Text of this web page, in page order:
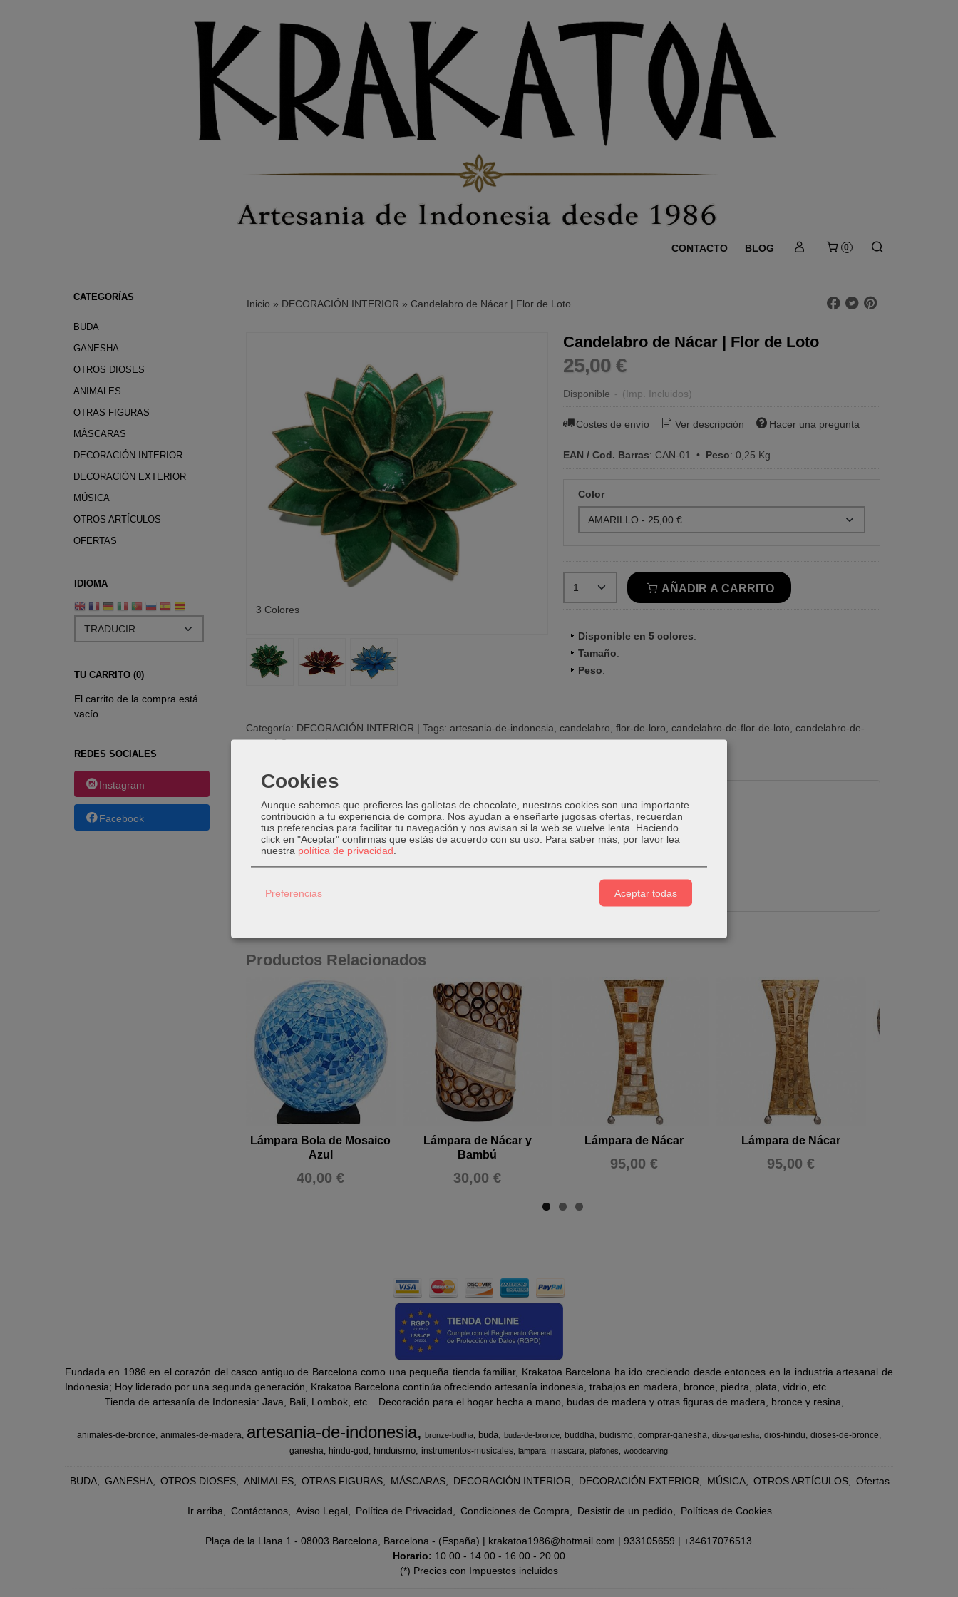
CONTACTO BLOG 0
CATEGORÍAS
BUDA
GANESHA
OTROS DIOSES
ANIMALES
OTRAS FIGURAS
MÁSCARAS
DECORACIÓN INTERIOR
DECORACIÓN EXTERIOR
MÚSICA
OTROS ARTÍCULOS
OFERTAS
IDIOMA
TU CARRITO (0)
El carrito de la compra está
vacío
REDES SOCIALES
Instagram
Facebook
Inicio » DECORACIÓN INTERIOR » Candelabro de Nácar | Flor de Loto
3 Colores
Candelabro de Nácar | Flor de Loto
25,00 €
Disponible - (Imp. Incluidos)
Costes de envío Ver descripción Hacer una pregunta
EAN / Cod. Barras: CAN-01 • Peso: 0,25 Kg
Color
AÑADIR A CARRITO
Disponible en 5 colores:
Tamaño:
Peso:
Categoría: DECORACIÓN INTERIOR | Tags: artesania-de-indonesia candelabro flor-de-loro candelabro-de-flor-de-loto candelabro-de-
nacar |Comentarios
DESCRIPCIÓN
Candelabro de Nácar trabajado a mano en forma de Flor de Loto
Productos Relacionados
Lámpara Bola de Mosaico
Azul
40,00 €
Lámpara de Nácar y
Bambú
30,00 €
Lámpara de Nácar
95,00 €
Lámpara de Nácar
95,00 €
Fundada en 1986 en el corazón del casco antiguo de Barcelona como una pequeña tienda familiar, Krakatoa Barcelona ha ido creciendo desde entonces en la industria artesanal de
Indonesia; Hoy liderado por una segunda generación, Krakatoa Barcelona continúa ofreciendo artesanía indonesia, trabajos en madera, bronce, piedra, plata, vidrio, etc.
Tienda de artesanía de Indonesia: Java, Bali, Lombok, etc... Decoración para el hogar hecha a mano, budas de madera y otras figuras de madera, bronce y resina,...
animales-de-bronce animales-de-madera artesania-de-indonesia bronze-budha buda buda-de-bronce buddha budismo comprar-ganesha dios-ganesha dios-hindu dioses-de-bronce
ganesha
hindu-god hinduismo instrumentos-musicales lampara mascara plafones woodcarving
BUDA GANESHA OTROS DIOSES ANIMALES OTRAS FIGURAS MÁSCARAS DECORACIÓN INTERIOR DECORACIÓN EXTERIOR MÚSICA OTROS ARTÍCULOS Ofertas
Ir arriba Contáctanos Aviso Legal Política de Privacidad Condiciones de Compra Desistir de un pedido Políticas de Cookies
Plaça de la Llana 1 - 08003 Barcelona, Barcelona - (España) | krakatoa1986@hotmail.com |933105659 |+34617076513
Horario: 10.00 - 14.00 - 16.00 - 20.00
(*) Precios con Impuestos incluidos
Cookies
Aunque sabemos que prefieres las galletas de chocolate, nuestras cookies son una importante
contribución a tu experiencia de compra. Nos ayudan a enseñarte jugosas ofertas, recuerdan
tus preferencias para facilitar tu navegación y nos avisan si la web se vuelve lenta. Haciendo
click en "Aceptar" confirmas que estás de acuerdo con su uso. Para saber más, por favor lea
nuestra política de privacidad
Preferencias Aceptar todas